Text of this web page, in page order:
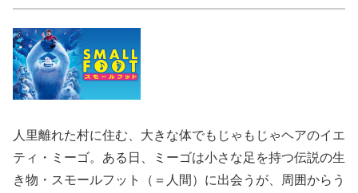
人里離れた村に住む、大きな体でもじゃもじゃヘアのイエ
ティ・ミーゴ。ある日、ミーゴは小さな足を持つ伝説の生
き物・スモールフット（＝人間）に出会うが、周囲からう